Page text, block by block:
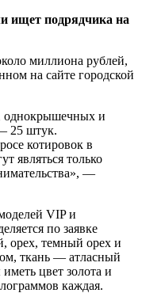
ищет подрядчика на
миллиона рублей,
на сайте городской
однокрышечных и
25 штук.
котировок в
являться только
—
VIP и
по заявке
орех, темный орех и
ткань — атласный
цвет золота и
каждая.